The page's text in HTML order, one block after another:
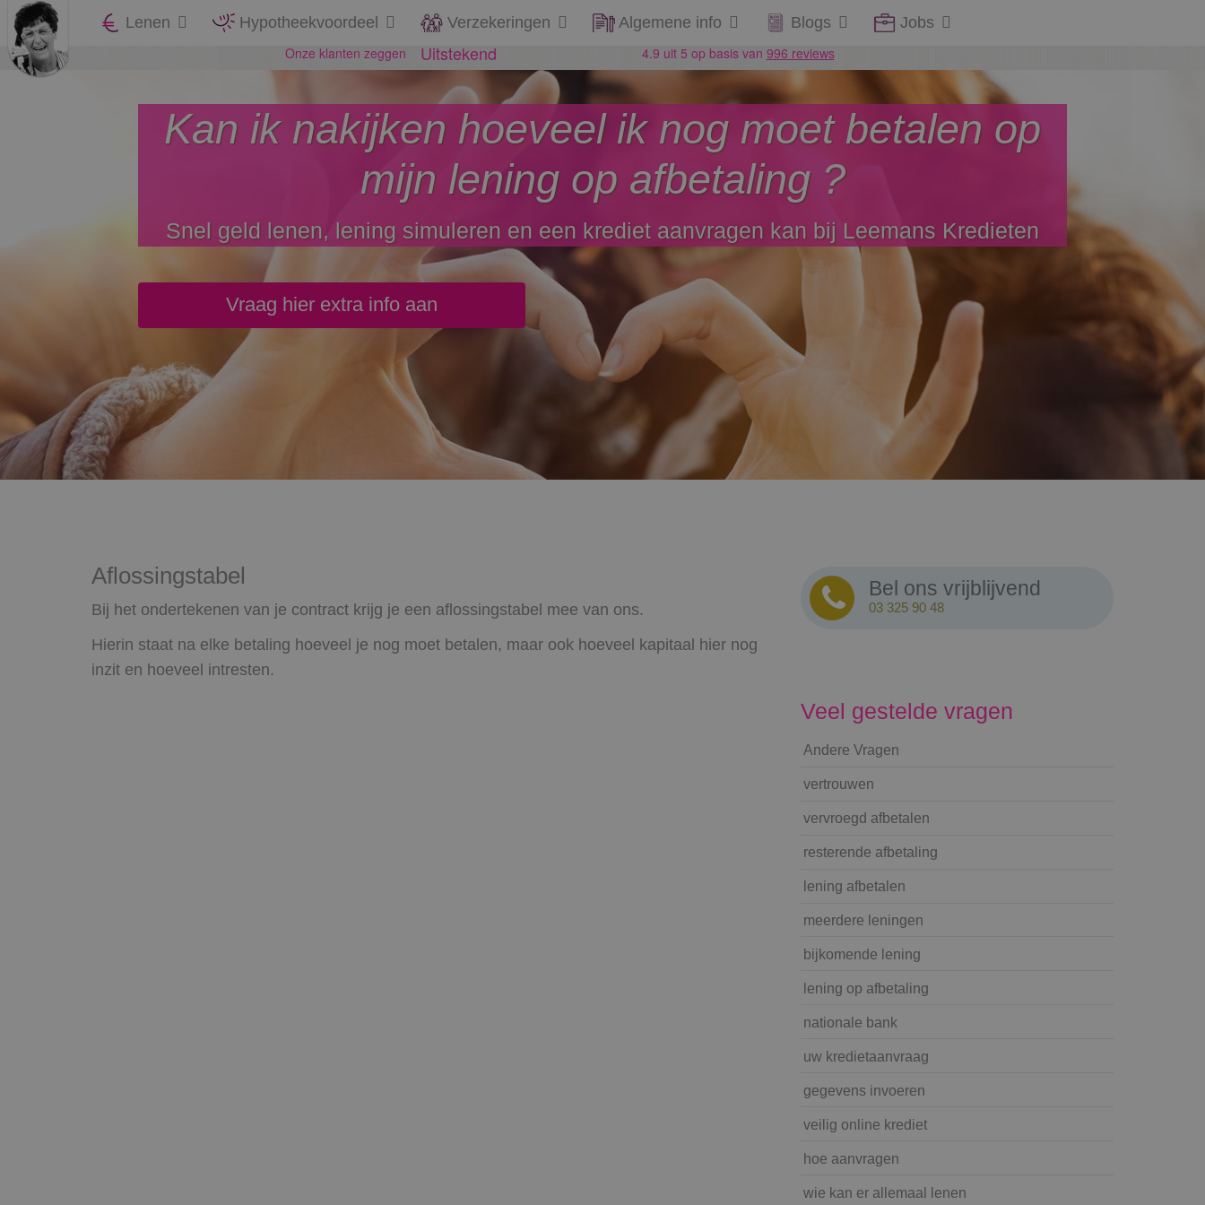
Lenen Hypotheekvoordeel Verzekeringen Algemene info Blogs Jobs
Kan ik nakijken hoeveel ik nog moet betalen op
mijn lening op afbetaling ?
Snel geld lenen, lening simuleren en een krediet aanvragen kan bij Leemans Kredieten
Vraag hier extra info aan
Aflossingstabel
Bij het ondertekenen van je contract krijg je een aflossingstabel mee van ons.
Hierin staat na elke betaling hoeveel je nog moet betalen, maar ook hoeveel kapitaal hier nog
inzit en hoeveel intresten.
Bel ons vrijblijvend
03 325 90 48
Veel gestelde vragen
Andere Vragen
vertrouwen
vervroegd afbetalen
resterende afbetaling
lening afbetalen
meerdere leningen
bijkomende lening
lening op afbetaling
nationale bank
uw kredietaanvraag
gegevens invoeren
veilig online krediet
hoe aanvragen
wie kan er allemaal lenen